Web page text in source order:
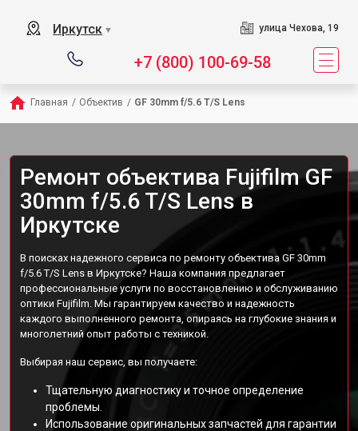
Иркутск ▼ улица Чехова, 19
+7 (800) 100-69-58
Главная / Объектив / GF 30mm f/5.6 T/S Lens
Ремонт объектива Fujifilm GF
30mm f/5.6 T/S Lens в
Иркутске
В поисках надежного сервиса по ремонту объектива GF 30mm
f/5.6 T/S Lens в Иркутске? Наша компания предлагает
профессиональные услуги по восстановлению и обслуживанию
оптики Fujifilm. Мы гарантируем качество и надежность
каждого выполненного ремонта, опираясь на глубокие знания и
многолетний опыт работы с техникой.
Выбирая наш сервис, вы получаете:
Тщательную диагностику и точное определение
проблемы.
Использование оригинальных запчастей для гарантии